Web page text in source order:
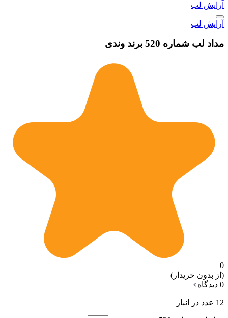
آرایش لب
آرایش لب
مداد لب شماره 520 برند وندی
0
(از بدون خریدار)
0 دیدگاه
12 عدد در انبار